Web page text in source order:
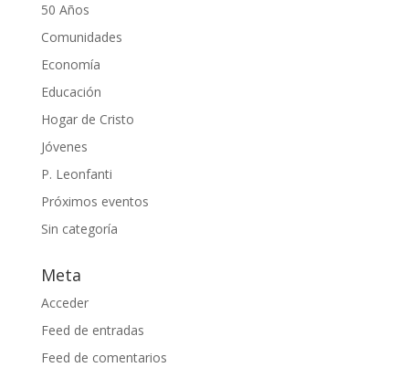
50 Años
Comunidades
Economía
Educación
Hogar de Cristo
Jóvenes
P. Leonfanti
Próximos eventos
Sin categoría
Meta
Acceder
Feed de entradas
Feed de comentarios